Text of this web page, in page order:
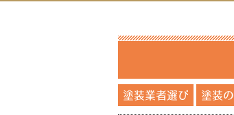
塗装業者選び 塗装